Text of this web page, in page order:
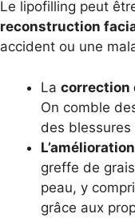
Le lipofilling peut
reconstruction
accident ou une
La correction
On comble
des
greffe de
peau, y
grâce aux